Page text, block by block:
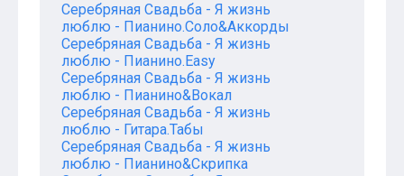
Серебряная Свадьба - Я жизнь
люблю - Пианино.Соло&Аккорды
Серебряная Свадьба - Я жизнь
люблю - Пианино.Easy
Серебряная Свадьба - Я жизнь
люблю - Пианино&Вокал
Серебряная Свадьба - Я жизнь
люблю - Гитара.Табы
Серебряная Свадьба - Я жизнь
люблю - Пианино&Скрипка